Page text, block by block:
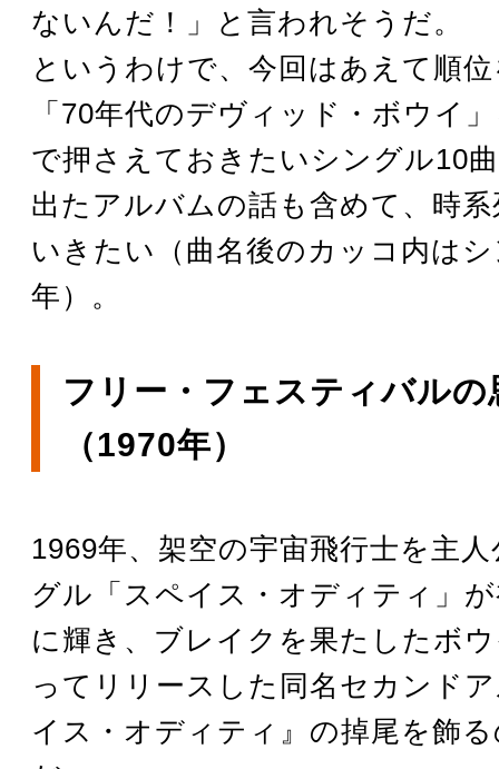
ないんだ！」と言われそうだ。
というわけで、今回はあえて順
「70年代のデヴィッド・ボウイ
で押さえておきたいシングル10
出たアルバムの話も含めて、時
いきたい（曲名後のカッコ内は
年）。
フリー・フェスティバルの
（1970年）
1969年、架空の宇宙飛行士を主
グル「スペイス・オディティ」
に輝き、ブレイクを果たしたボ
ってリリースした同名セカンド
イス・オディティ』の掉尾を飾